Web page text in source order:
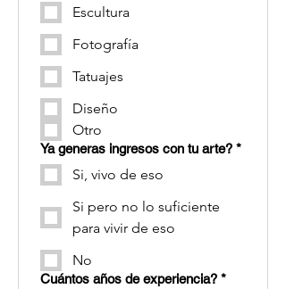
Escultura
Fotografía
Tatuajes
Diseño
Otro
Ya generas ingresos con tu arte? *
Si, vivo de eso
Si pero no lo suficiente
para vivir de eso
No
Cuántos años de experiencia? *